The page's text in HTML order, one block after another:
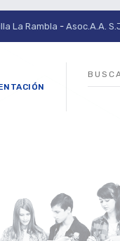
La Rambla - Asoc.A.A.